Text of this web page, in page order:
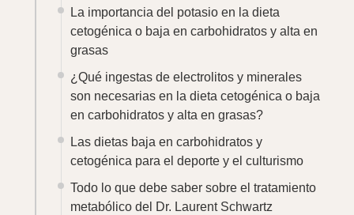
carbohidratos para las dietas ceto y bajas
en carbohidratos
Índice glucémico, carga glucémica, índice de
insulina: todo lo que debe saber sobre la
glucemia y los hidratos de carbono
La dieta paleolítica
¿Cuál es la diferencia entre una dieta ceto y
una dieta baja en carbohidratos para
adelgazar? -[ÁREA DE MIEMBROS]